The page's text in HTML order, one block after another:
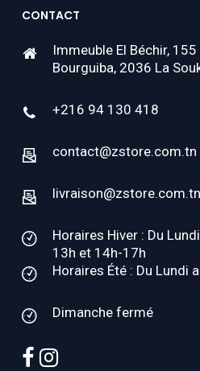
CONTACT
Immeuble El Béchir,
Bourguiba, 2036 La
+216 94 130 418
contact@zstore.com.tn
livraison@zstore.com.tn
Horaires Hiver : Du
13h et 14h-17h
Horaires Été : Du Lundi
Dimanche fermé
facebook
instagram